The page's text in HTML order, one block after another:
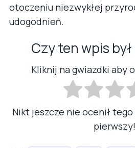
otoczeniu niezwykłej
udogodnień.
Czy ten wpis
Kliknij na gwiazdki aby
Nikt jeszcze nie ocenił
pierwszy!